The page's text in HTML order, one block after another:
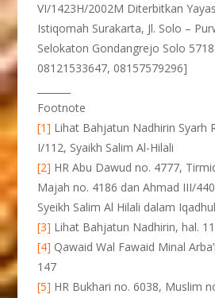
VI/1423H/2002M Diterbitkan
Istiqomah Surakarta, Jl. Solo –
Selokaton Gondangrejo Solo
08121533647, 08157579296]
Footnote
[1] Lihat Bahjatun Nadhirin Syarh
I/112, Syaikh Salim Al-Hilali
[2] HR Abu Dawud no. 4777,
Majah no. 4186 dan Ahmad III/
Syeikh Salim Al Hilali dalam
[3] Lihat Bahjatun Nadhirin, hal.
[4] Qawaid Wal Fawaid Minal
147
[5] HR Bukhari no. 6038, Muslim